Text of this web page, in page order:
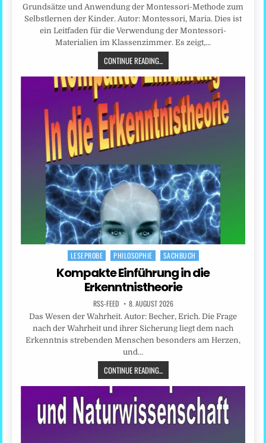
Grundsätze und Anwendung der Montessori-Methode zum
Selbstlernen der Kinder. Autor: Montessori, Maria. Dies ist
ein Leitfaden für die Verwendung der Montessori-
Materialien im Klassenzimmer. Es zeigt,…
CONTINUE READING...
Posted
LESEPROBE PHILOSOPHIE SACHBUCH
Kompakte Einführung in die
Erkenntnistheorie
RSS-FEED 8. AUGUST 2026
Das Wesen der Wahrheit. Autor: Becher, Erich. Die Frage
nach der Wahrheit und ihrer Sicherung liegt dem nach
Erkenntnis strebenden Menschen besonders am Herzen,
und…
CONTINUE READING...